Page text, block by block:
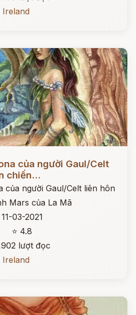
Ireland
của người Gaul/Celt
chiến...
của người Gaul/Celt liên hôn
Mars của La Mã
11-03-2021
⭐ 4.8
lượt đọc
Ireland